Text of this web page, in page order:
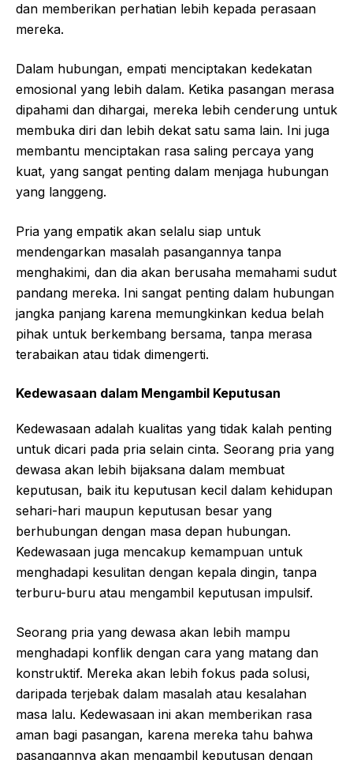
dan memberikan perhatian lebih kepada perasaan
mereka.
Dalam hubungan, empati menciptakan kedekatan
emosional yang lebih dalam. Ketika pasangan merasa
dipahami dan dihargai, mereka lebih cenderung untuk
membuka diri dan lebih dekat satu sama lain. Ini juga
membantu menciptakan rasa saling percaya yang
kuat, yang sangat penting dalam menjaga hubungan
yang langgeng.
Pria yang empatik akan selalu siap untuk
mendengarkan masalah pasangannya tanpa
menghakimi, dan dia akan berusaha memahami sudut
pandang mereka. Ini sangat penting dalam hubungan
jangka panjang karena memungkinkan kedua belah
pihak untuk berkembang bersama, tanpa merasa
terabaikan atau tidak dimengerti.
Kedewasaan dalam Mengambil Keputusan
Kedewasaan adalah kualitas yang tidak kalah penting
untuk dicari pada pria selain cinta. Seorang pria yang
dewasa akan lebih bijaksana dalam membuat
keputusan, baik itu keputusan kecil dalam kehidupan
sehari-hari maupun keputusan besar yang
berhubungan dengan masa depan hubungan.
Kedewasaan juga mencakup kemampuan untuk
menghadapi kesulitan dengan kepala dingin, tanpa
terburu-buru atau mengambil keputusan impulsif.
Seorang pria yang dewasa akan lebih mampu
menghadapi konflik dengan cara yang matang dan
konstruktif. Mereka akan lebih fokus pada solusi,
daripada terjebak dalam masalah atau kesalahan
masa lalu. Kedewasaan ini akan memberikan rasa
aman bagi pasangan, karena mereka tahu bahwa
pasangannya akan mengambil keputusan dengan